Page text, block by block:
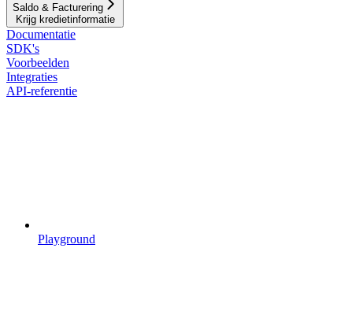
Saldo & Facturering
Krijg kredietinformatie
Documentatie
SDK's
Voorbeelden
Integraties
API-referentie
Playground